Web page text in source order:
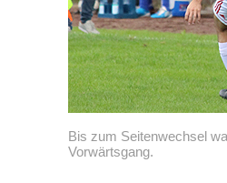
Bis zum Seitenwechsel
Vorwärtsgang.